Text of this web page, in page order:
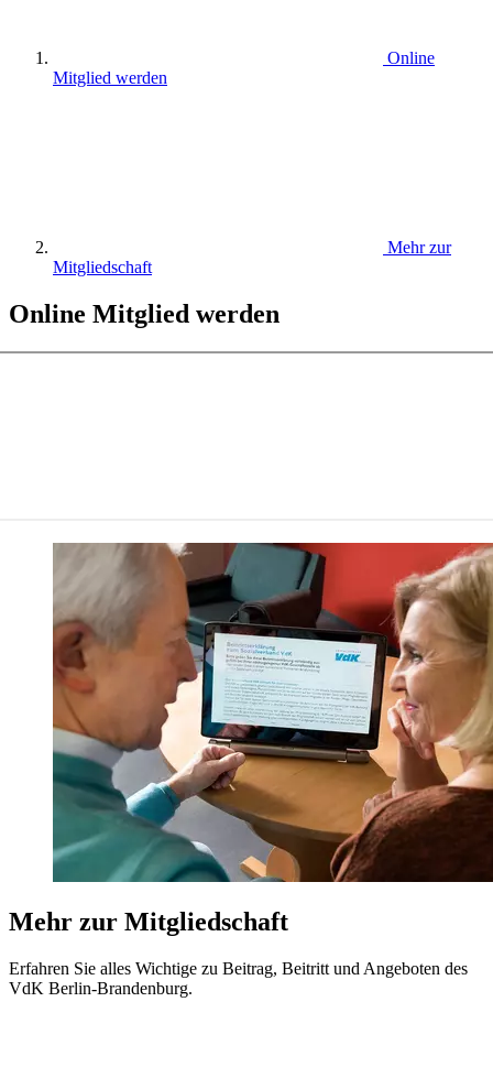
Online
Mitglied werden
Mehr zur
Mitgliedschaft
Online Mitglied werden
Mehr zur Mitgliedschaft
Erfahren Sie alles Wichtige zu Beitrag, Beitritt und Angeboten des
VdK Berlin-Brandenburg.